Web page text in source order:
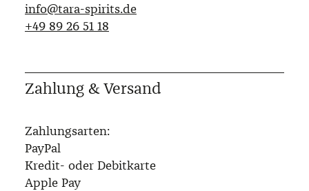
info@tara-spirits.de
‭+49 89 26 51 18‬
Zahlung & Versand
Zahlungsarten:
PayPal
Kredit- oder Debitkarte
Apple Pay